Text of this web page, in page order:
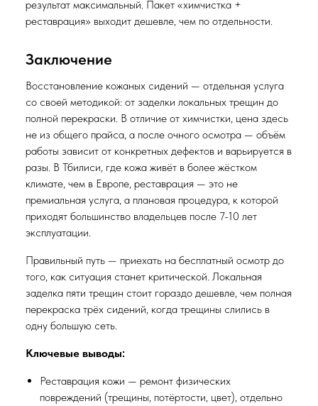
результат максимальный. Пакет «химчистка +
реставрация» выходит дешевле, чем по отдельности.
Заключение
Восстановление кожаных сидений — отдельная услуга
со своей методикой: от заделки локальных трещин до
полной перекраски. В отличие от химчистки, цена здесь
не из общего прайса, а после очного осмотра — объём
работы зависит от конкретных дефектов и варьируется в
разы. В Тбилиси, где кожа живёт в более жёстком
климате, чем в Европе, реставрация — это не
премиальная услуга, а плановая процедура, к которой
приходят большинство владельцев после 7-10 лет
эксплуатации.
Правильный путь — приехать на бесплатный осмотр до
того, как ситуация станет критической. Локальная
заделка пяти трещин стоит гораздо дешевле, чем полная
перекраска трёх сидений, когда трещины слились в
одну большую сеть.
Ключевые выводы:
Реставрация кожи — ремонт физических
повреждений (трещины, потёртости, цвет), отдельно